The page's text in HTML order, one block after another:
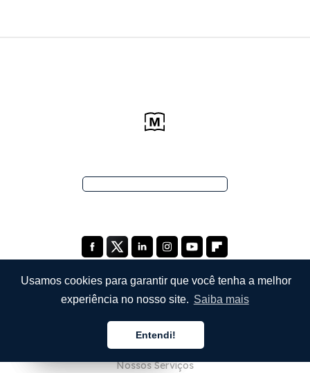
Usamos cookies para garantir que você tenha a melhor
experiência no nosso site. Saiba mais
Entendi!
Sobre Nós
Nossos Serviços
Português
Português
Português